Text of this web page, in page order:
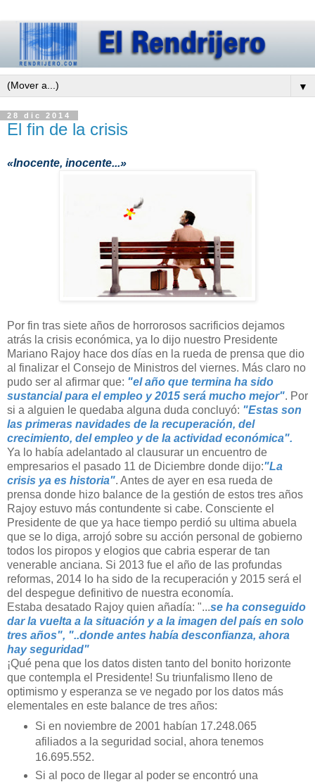
▼
28 dic 2014
El fin de la crisis
«Inocente, inocente...»
Por fin tras siete años de horrorosos sacrificios dejamos
atrás la crisis económica, ya lo dijo nuestro Presidente
Mariano Rajoy hace dos días en la rueda de prensa que dio
al finalizar el Consejo de Ministros del viernes. Más claro no
pudo ser al afirmar que: "el año que termina ha sido
sustancial para el empleo y 2015 será mucho mejor". Por
si a alguien le quedaba alguna duda concluyó: "Estas son
las primeras navidades de la recuperación, del
crecimiento, del empleo y de la actividad económica".
Ya lo había adelantado al clausurar un encuentro de
empresarios el pasado 11 de Diciembre donde dijo:"La
crisis ya es historia". Antes de ayer en esa rueda de
prensa donde hizo balance de la gestión de estos tres años
Rajoy estuvo más contundente si cabe. Consciente el
Presidente de que ya hace tiempo perdió su ultima abuela
que se lo diga, arrojó sobre su acción personal de gobierno
todos los piropos y elogios que cabria esperar de tan
venerable anciana. Si 2013 fue el año de las profundas
reformas, 2014 lo ha sido de la recuperación y 2015 será el
del despegue definitivo de nuestra economía.
Estaba desatado Rajoy quien añadía: "...se ha conseguido
dar la vuelta a la situación y a la imagen del país en solo
tres años", "..donde antes había desconfianza, ahora
hay seguridad"
¡Qué pena que los datos disten tanto del bonito horizonte
que contempla el Presidente! Su triunfalismo lleno de
optimismo y esperanza se ve negado por los datos más
elementales en este balance de tres años:
Si en noviembre de 2001 habían 17.248.065
afiliados a la seguridad social, ahora tenemos
16.695.552.
Si al poco de llegar al poder se encontró una